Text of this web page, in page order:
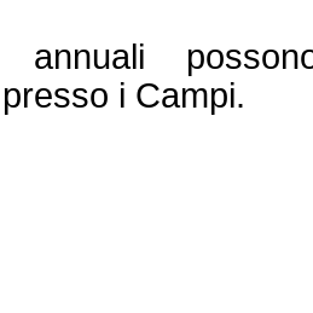
i Campi.